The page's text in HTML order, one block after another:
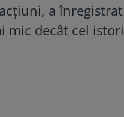
a
mic decât cel